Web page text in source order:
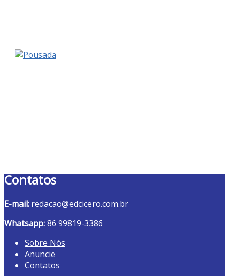
Contatos
E-mail: redacao@edcicero.com.br
Whatsapp:86 99819-3386
Sobre Nós
Anuncie
Contatos